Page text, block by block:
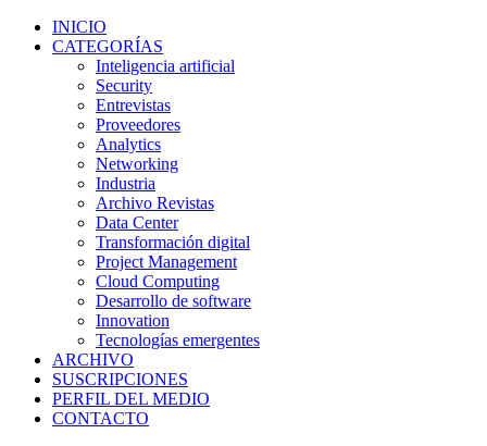
INICIO
CATEGORÍAS
Inteligencia artificial
Security
Entrevistas
Proveedores
Analytics
Networking
Industria
Archivo Revistas
Data Center
Transformación digital
Project Management
Cloud Computing
Desarrollo de software
Innovation
Tecnologías emergentes
ARCHIVO
SUSCRIPCIONES
PERFIL DEL MEDIO
CONTACTO